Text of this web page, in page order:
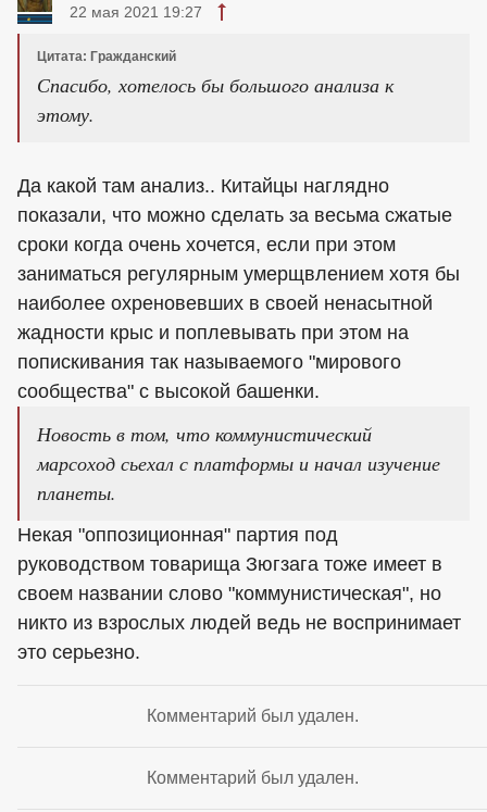
22 мая 2021 19:27
Цитата: Гражданский
Спасибо, хотелось бы большого анализа к
этому.
Да какой там анализ.. Китайцы наглядно
показали, что можно сделать за весьма сжатые
сроки когда очень хочется, если при этом
заниматься регулярным умерщвлением хотя бы
наиболее охреновевших в своей ненасытной
жадности крыс и поплевывать при этом на
попискивания так называемого "мирового
сообщества" с высокой башенки.
Новость в том, что коммунистический
марсоход сьехал с платформы и начал изучение
планеты.
Некая "оппозиционная" партия под
руководством товарища Зюгзага тоже имеет в
своем названии слово "коммунистическая", но
никто из взрослых людей ведь не воспринимает
это серьезно.
Комментарий был удален.
Комментарий был удален.